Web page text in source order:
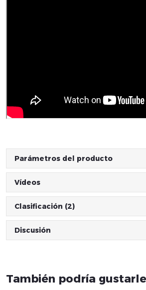
Parámetros del producto
Vídeos
Clasificación (2)
Discusión